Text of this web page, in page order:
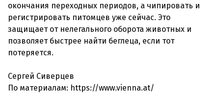
окончания переходных периодов, а чипировать и
регистрировать питомцев уже сейчас. Это
защищает от нелегального оборота животных и
позволяет быстрее найти беглеца, если тот
потеряется.
Сергей Сиверцев
По материалам: https://www.vienna.at/